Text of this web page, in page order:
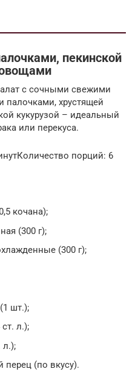
пекинской
с сочными свежими
хрустящей
кукурузой – идеальный
или перекуса.
порций: 6
кочана);
(300 г);
(300 г);
шт.);
л.);
л.);
(по вкусу).